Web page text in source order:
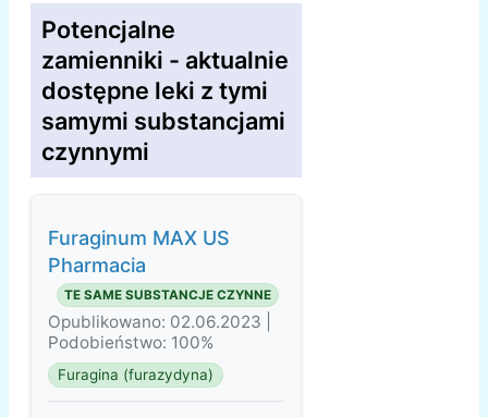
Potencjalne
zamienniki - aktualnie
dostępne leki z tymi
samymi substancjami
czynnymi
Furaginum MAX US
Pharmacia
TE SAME SUBSTANCJE CZYNNE
Opublikowano: 02.06.2023 |
Podobieństwo: 100%
Furagina (furazydyna)